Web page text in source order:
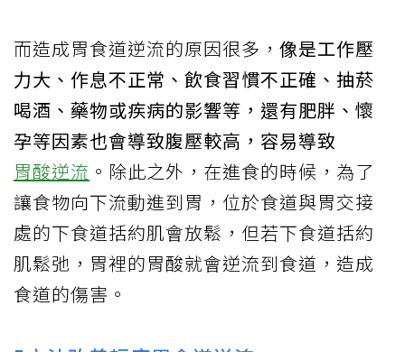
而造成胃食道逆流的原因很多， 像是工作壓
力大、作息不正常、飲食習慣不正確、抽菸
喝酒、藥物或疾病的影響等，還有肥胖、懷
孕等因素也會導致腹壓較高，容易導致
胃酸逆流 。除此之外，在進食的時候，為了
讓食物向下流動進到胃，位於食道與胃交接
處的下食道括約肌會放鬆，但若下食道括約
肌鬆弛，胃裡的胃酸就會逆流到食道，造成
食道的傷害。